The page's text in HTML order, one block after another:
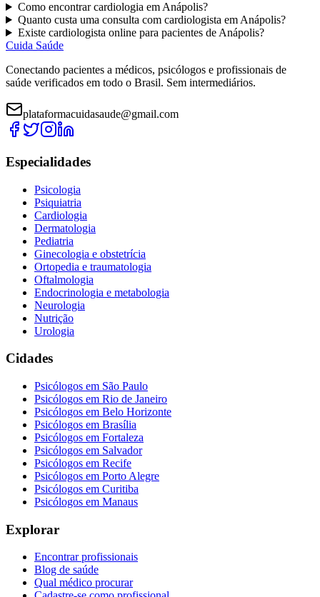
Como encontrarcardiologia em Anápolis?
Quanto custa uma consulta com cardiologista em Anápolis?
Existe cardiologista online para pacientes de Anápolis?
Cuida Saúde
Conectando pacientes a médicos, psicólogos e profissionais de
saúde verificados em todo o Brasil. Sem intermediários.
plataformacuidasaude@gmail.com
Especialidades
Psicologia
Psiquiatria
Cardiologia
Dermatologia
Pediatria
Ginecologia e obstetrícia
Ortopedia e traumatologia
Oftalmologia
Endocrinologia e metabologia
Neurologia
Nutrição
Urologia
Cidades
Psicólogos em São Paulo
Psicólogos em Rio de Janeiro
Psicólogos em Belo Horizonte
Psicólogos em Brasília
Psicólogos em Fortaleza
Psicólogos em Salvador
Psicólogos em Recife
Psicólogos em Porto Alegre
Psicólogos em Curitiba
Psicólogos em Manaus
Explorar
Encontrar profissionais
Blog de saúde
Qual médico procurar